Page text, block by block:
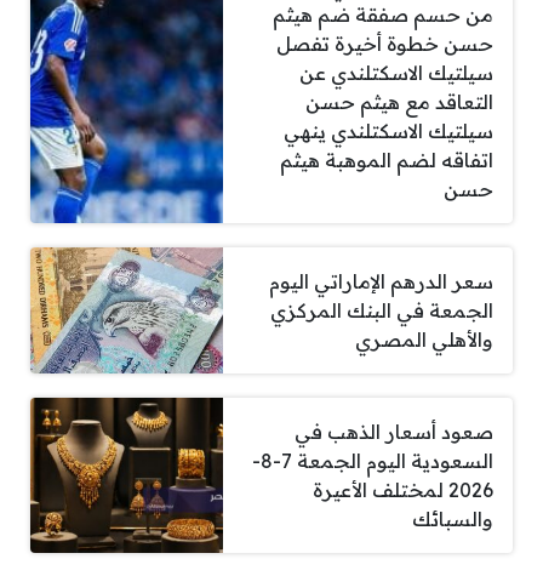
من حسم صفقة ضم هيثم
حسن خطوة أخيرة تفصل
سيلتيك الاسكتلندي عن
التعاقد مع هيثم حسن
سيلتيك الاسكتلندي ينهي
اتفاقه لضم الموهبة هيثم
حسن
سعر الدرهم الإماراتي اليوم
الجمعة في البنك المركزي
والأهلي المصري
صعود أسعار الذهب في
السعودية اليوم الجمعة 7-8-
2026 لمختلف الأعيرة
والسبائك